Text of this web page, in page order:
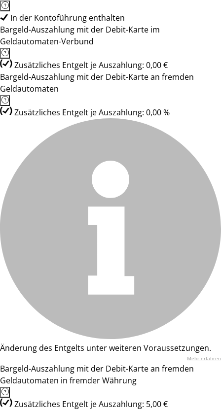
In der Kontoführung enthalten
Bargeld-Auszahlung mit der Debit-Karte im
Geldautomaten-Verbund
Zusätzliches Entgelt je Auszahlung: 0,00 €
Bargeld-Auszahlung mit der Debit-Karte an fremden
Geldautomaten
Zusätzliches Entgelt je Auszahlung: 0,00 %
Änderung des Entgelts unter weiteren Voraussetzungen.
Mehr erfahren
Bargeld-Auszahlung mit der Debit-Karte an fremden
Geldautomaten in fremder Währung
Zusätzliches Entgelt je Auszahlung: 5,00 €